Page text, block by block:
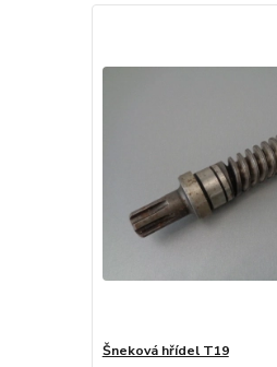
Šneková hřídel T19